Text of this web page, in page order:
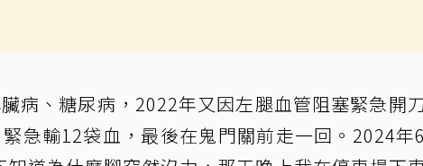
病、糖尿病，2022年又因左腿血管阻塞緊急開
急輸12袋血，最後在鬼門關前走一回。2024年